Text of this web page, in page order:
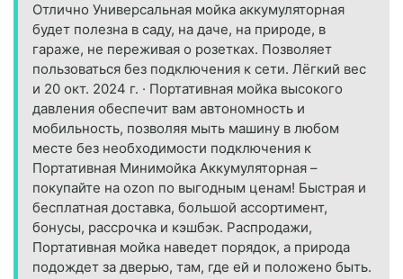
Отлично Универсальная мойка аккумуляторная
будет полезна в саду, на даче, на природе, в
гараже, не переживая о розетках. Позволяет
пользоваться без подключения к сети. Лёгкий вес
и 20 окт. 2024 г. · Портативная мойка высокого
давления обеспечит вам автономность и
мобильность, позволяя мыть машину в любом
месте без необходимости подключения к
Портативная Минимойка Аккумуляторная –
покупайте на ozon по выгодным ценам! Быстрая и
бесплатная доставка, большой ассортимент,
бонусы, рассрочка и кэшбэк. Распродажи,
Портативная мойка наведет порядок, а природа
подождет за дверью, там, где ей и положено быть.